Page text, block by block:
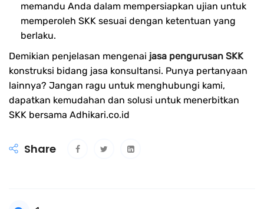
memandu Anda dalam mempersiapkan ujian untuk
memperoleh SKK sesuai dengan ketentuan yang
berlaku.
Demikian penjelasan mengenai jasa pengurusan SKK
konstruksi bidang jasa konsultansi. Punya pertanyaan
lainnya? Jangan ragu untuk menghubungi kami,
dapatkan kemudahan dan solusi untuk menerbitkan
SKK bersama Adhikari.co.id
Share